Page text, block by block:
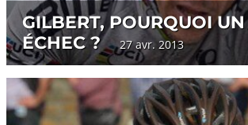
GILBERT, POURQUOI
ÉCHEC ?
27 avr. 2013